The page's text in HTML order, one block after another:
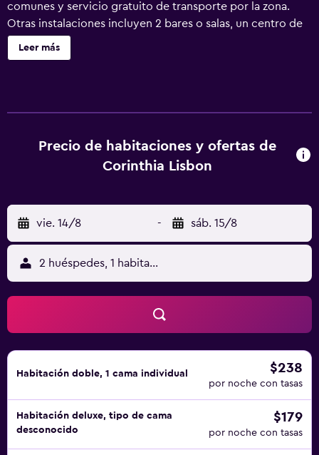
comunes y servicio gratuito de transporte por la zona.
Otras instalaciones incluyen 2 bares o salas, un centro de
bienestar abierto las 24 horas y una sauna. Corinthia
Lisbon ofrece 518 alojamientos con aire acondicionado,
de almohada. Se ofrece una Smart TV de 49 pulgadas con
canales por cable de suscripción. Los baños están dotados
acceso a Internet wifi gratis. Entre las comodidades
especialmente pensadas para las personas en viaje de
negocios se incluyen escritorio, sillas de oficina y
teléfono. Las habitaciones también incluyen máquina de
café espresso y periódicos gratuitos. Se ofrece servicio
de limpieza todos los días y es posible solicitar tabla de
planchar con plancha. En el alojamiento hay piscina
cubierta, piscina infantil y bañera de hidromasaje. Otros
servicios de ocio y esparcimiento incluyen un centro de
bienestar abierto las 24 horas y sauna. No se permite la
entrada a la piscina, al centro de bienestar y al gimnasio
de niños menores de 16 años sin la supervisión de un
adulto. Se pueden practicar las actividades de ocio y
esparcimiento que se indican más abajo en las
instalaciones o cerca del alojamiento (es posible que se
Leer más
Precio de habitaciones y ofertas de
Corinthia Lisbon
vie. 14/8 - sáb. 15/8
2 huéspedes, 1 habitación
Habitación doble, 1 cama individual $238
por noche con tasas
Habitación deluxe, tipo de cama
desconocido
$179
por noche con tasas